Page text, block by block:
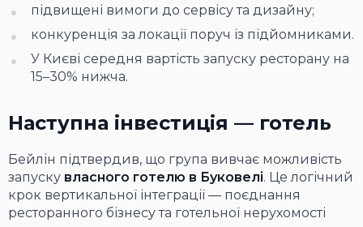
підвищені вимоги до сервісу та дизайну;
конкуренція за локації поруч із підйомниками.
У Києві середня вартість запуску ресторану на
15–30% нижча.
Наступна інвестиція — готель
Бейлін підтвердив, що група вивчає можливість
запуску власного готелю в Буковелі. Це логічний
крок вертикальної інтеграції — поєднання
ресторанного бізнесу та готельної нерухомості